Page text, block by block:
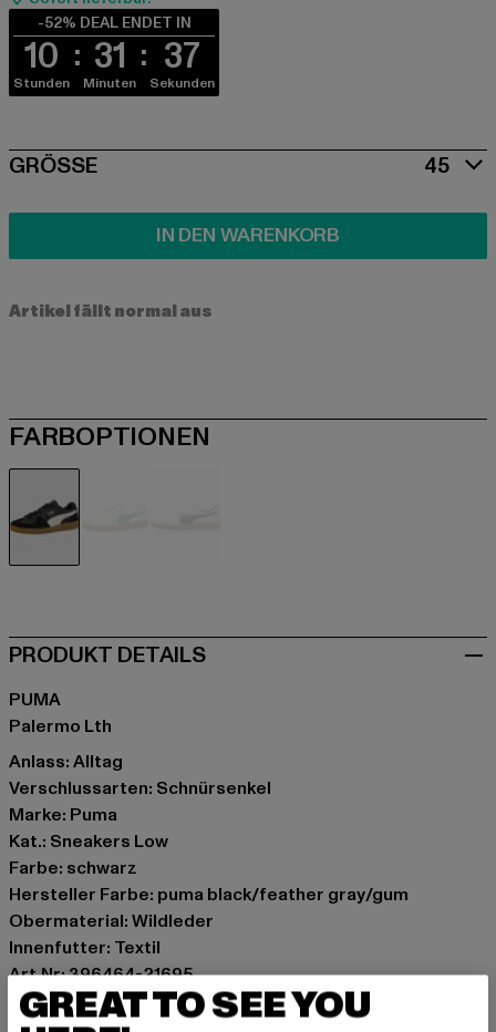
-52% DEAL ENDET IN
10
Stunden
31
Minuten
36
Sekunden
SIZE
GRÖSSE 45
IN DEN WARENKORB
Artikel fällt normal aus
FARBOPTIONEN
PRODUKT DETAILS
PUMA
Palermo Lth
Anlass: Alltag
Verschlussarten: Schnürsenkel
Marke: Puma
Kat.: Sneakers Low
Farbe: schwarz
Hersteller Farbe: puma black/feather gray/gum
Obermaterial: Wildleder
Innenfutter: Textil
Art.Nr: 396464-21695
GREAT TO SEE YOU